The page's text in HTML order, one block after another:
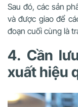
Sau đó, các sản
và được giao để
đoạn cuối cùng là
4. Cần
xuất hiệu